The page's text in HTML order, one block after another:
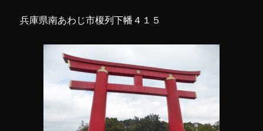
朱
印
帳)
に
兵庫県南あわじ市榎列下幡４１５